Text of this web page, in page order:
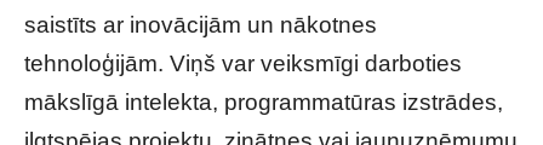
saistīts ar inovācijām un nākotnes
tehnoloģijām. Viņš var veiksmīgi darboties
mākslīgā intelekta, programmatūras izstrādes,